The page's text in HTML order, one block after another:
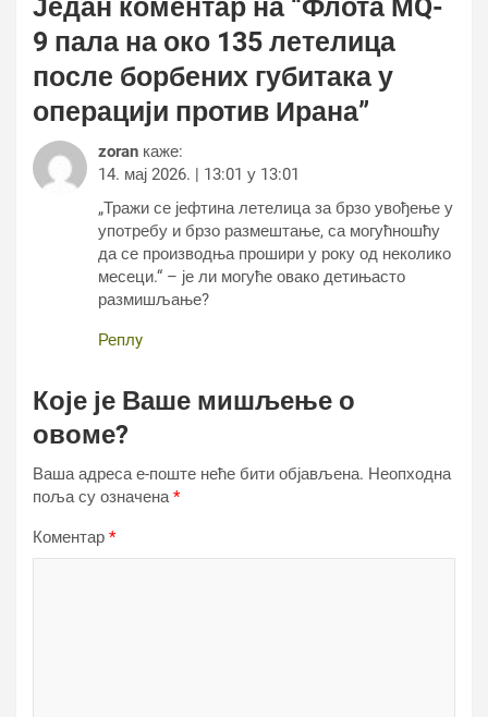
Један коментар на “Флота МQ-
9 пала на око 135 летелица
после борбених губитака у
операцији против Ирана”
zoran каже:
14. мај 2026. | 13:01 у 13:01
„Тражи се јефтина летелица за брзо увођење у
употребу и брзо размештање, са могућношћу
да се производња прошири у року од неколико
месеци.“ – је ли могуће овако детињасто
размишљање?
Реплy
Које је Ваше мишљење о
овоме?
Ваша адреса е-поште неће бити објављена. Неопходна
поља су означена*
Коментар *